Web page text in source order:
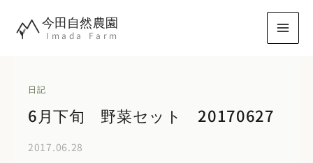
今田自然農園
Imada Farm
日記
6月下旬 野菜セット 20170627
2017.06.28